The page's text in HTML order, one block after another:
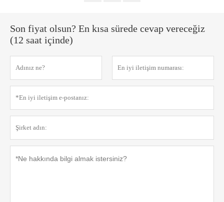
Son fiyat olsun? En kısa sürede cevap vereceğiz
(12 saat içinde)